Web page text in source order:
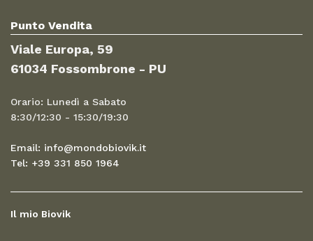
Punto Vendita
Viale Europa, 59
61034 Fossombrone - PU
Orario: Lunedì a Sabato
8:30/12:30 - 15:30/19:30
Email: info@mondobiovik.it
Tel: +39 331 850 1964
Il mio Biovik